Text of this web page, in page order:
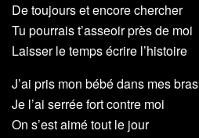
De toujours et encore chercher
Tu pourrais t’asseoir près de moi
Laisser le temps écrire l’histoire
J’ai pris mon bébé dans mes bras
Je l’ai serrée fort contre moi
On s’est aimé tout le jour